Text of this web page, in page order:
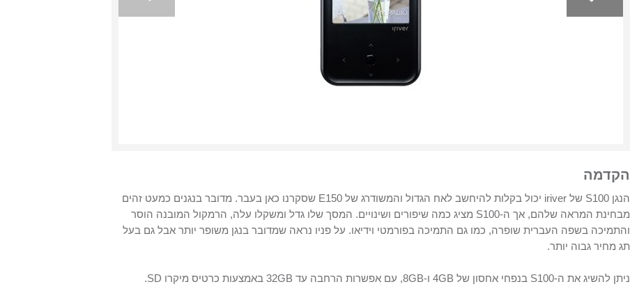
הקדמה
הנגן S100 של iriver יכול בקלות להיחשב לאח הגדול והמשודרג של E150 שסקרנו כאן בעבר. מדובר בנגנים כמעט זהים
מבחינת המראה שלהם, אך ה-S100 מציג כמה שיפורים ושינויים. המסך שלו גדל ומשקלו עלה, הרמקול המובנה הוסר
והתמיכה בשפה העברית שופרה, כמו גם התמיכה בפורמטי וידיאו. על פניו נראה שמדובר בנגן משופר יותר אבל גם בעל
תג מחיר גבוה יותר.
ניתן להשיג את ה-S100 בנפחי אחסון של 4GB ו-8GB
, עם אפשרות הרחבה עד GB32 באמצעות כרטיס מיקרו SD
.